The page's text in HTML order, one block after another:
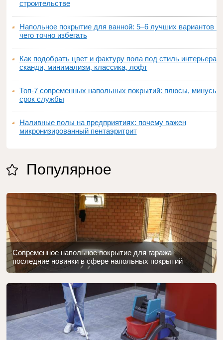
строительстве
Напольное покрытие для ванной: 5–6 лучших вариантов и
чего точно избегать
Как подобрать цвет и фактуру пола под стиль интерьера:
сканди, минимализм, классика, лофт
Топ‑7 современных напольных покрытий: плюсы, минусы,
срок службы
Наливные полы на предприятиях: почему важен
микронизированный пентаэритрит
Популярное
Современное напольное покрытие для гаража —
последние новинки в сфере напольных покрытий